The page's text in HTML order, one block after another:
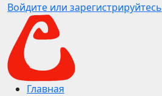
Войдите или зарегистрируйтесь
Главная